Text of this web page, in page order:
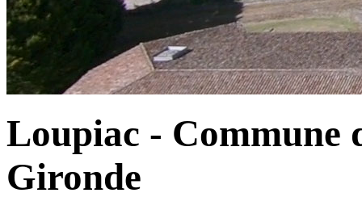
Loupiac - Commune
Gironde